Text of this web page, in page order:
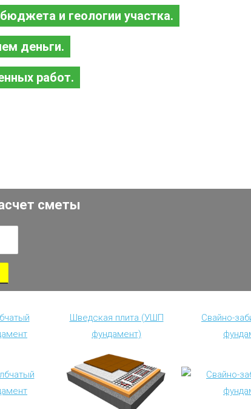
и геологии участка.
деньги.
работ.
сметы
Шведская плита (УШП
фундамент)
Свайно-